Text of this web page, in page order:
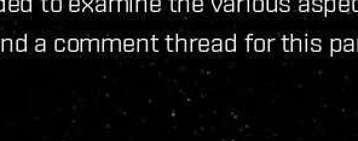
a comment thread for this